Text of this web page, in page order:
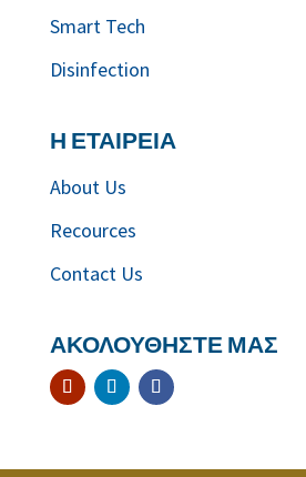
Smart Tech
Disinfection
Η ΕΤΑΙΡΕΙΑ
About Us
Recources
Contact Us
ΑΚΟΛΟΥΘΗΣΤΕ ΜΑΣ